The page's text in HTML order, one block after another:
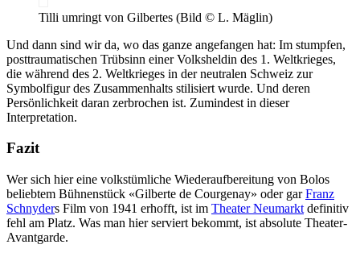
Tilli umringt von Gilbertes (Bild © L. Mäglin)
Und dann sind wir da, wo das ganze angefangen hat: Im stumpfen,
posttraumatischen Trübsinn einer Volksheldin des 1. Weltkrieges,
die während des 2. Weltkrieges in der neutralen Schweiz zur
Symbolfigur des Zusammenhalts stilisiert wurde. Und deren
Persönlichkeit daran zerbrochen ist. Zumindest in dieser
Interpretation.
Fazit
Wer sich hier eine volkstümliche Wiederaufbereitung von Bolos
beliebtem Bühnenstück «Gilberte de Courgenay» oder garFranz
Schnyders Film von 1941 erhofft, ist im Theater Neumarkt definitiv
fehl am Platz. Was man hier serviert bekommt, ist absolute Theater-
Avantgarde.